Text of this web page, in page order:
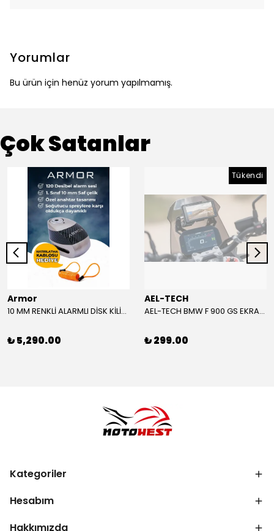
Yorumlar
Bu ürün için henüz yorum yapılmamış.
Çok Satanlar
Armor
10 MM RENKLİ ALARMLI DİSK KİLİDİ YENİ VERSİYON
₺ 5,290.00
Tükendi
AEL-TECH
AEL-TECH BMW F 900 GS EKRAN/GÖSTERGE KORUYUCU 2024-2025
₺ 299.00
Kategoriler
Hesabım
Hakkımızda